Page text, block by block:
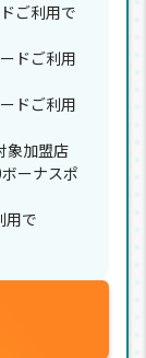
ご利用で
ドご利用
ドご利用
象加盟店
ーナスポ
用で